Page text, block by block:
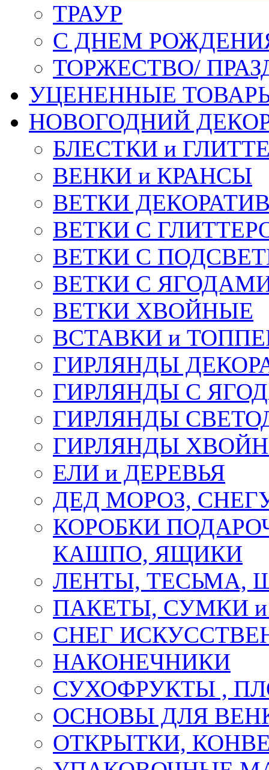
ТРАУР
С ДНЕМ
ТОРЖЕСТВО/
УЦЕНЕННЫЕ
НОВОГОДНИЙ
БЛЕСТКИ и
ВЕНКИ и КРАНСЫ
ВЕТКИ
ВЕТКИ С
ВЕТКИ С
ВЕТКИ С
ВЕТКИ ХВОЙНЫЕ
ВСТАВКИ и
ГИРЛЯНДЫ
ГИРЛЯНДЫ С
ГИРЛЯНДЫ
ГИРЛЯНДЫ
ЕЛИ и ДЕРЕВЬЯ
ДЕД МОРОЗ,
КОРОБКИ
КАШПО, ЯЩИКИ
ЛЕНТЫ, ТЕСЬМА,
ПАКЕТЫ, СУМКИ
СНЕГ
НАКОНЕЧНИКИ
СУХОФРУКТЫ ,
ОСНОВЫ ДЛЯ
ОТКРЫТКИ,